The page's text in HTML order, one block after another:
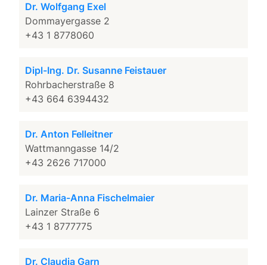
Dr. Wolfgang Exel
Dommayergasse 2
+43 1 8778060
Dipl-Ing. Dr. Susanne Feistauer
Rohrbacherstraße 8
+43 664 6394432
Dr. Anton Felleitner
Wattmanngasse 14/2
+43 2626 717000
Dr. Maria-Anna Fischelmaier
Lainzer Straße 6
+43 1 8777775
Dr. Claudia Garn